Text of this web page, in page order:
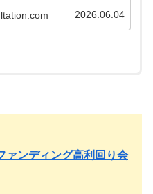
ます。使い方や導入方法を解説してい
2026.06.04
ァンディング高利回り会